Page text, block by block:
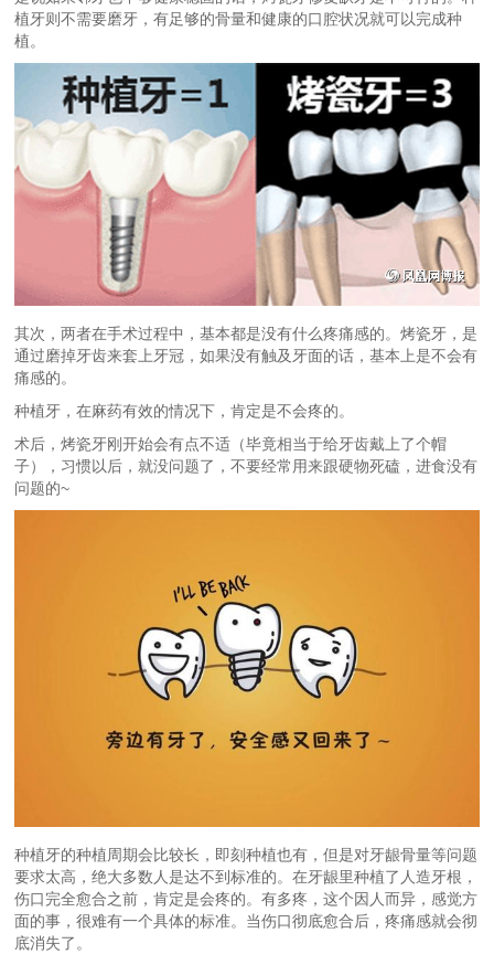
植牙则不需要磨牙，有足够的骨量和健康的口腔状况就可以完成种
植。
其次，两者在手术过程中，基本都是没有什么疼痛感的。烤瓷牙，是
通过磨掉牙齿来套上牙冠，如果没有触及牙面的话，基本上是不会有
痛感的。
种植牙，在麻药有效的情况下，肯定是不会疼的。
术后，烤瓷牙刚开始会有点不适（毕竟相当于给牙齿戴上了个帽
子），习惯以后，就没问题了，不要经常用来跟硬物死磕，进食没有
问题的~
种植牙的种植周期会比较长，即刻种植也有，但是对牙龈骨量等问题
要求太高，绝大多数人是达不到标准的。在牙龈里种植了人造牙根，
伤口完全愈合之前，肯定是会疼的。有多疼，这个因人而异，感觉方
面的事，很难有一个具体的标准。当伤口彻底愈合后，疼痛感就会彻
底消失了。